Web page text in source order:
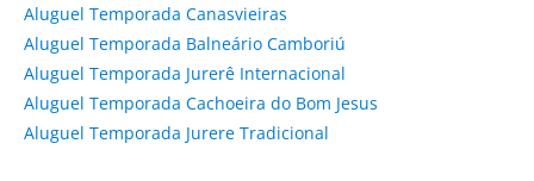
Aluguel Temporada Canasvieiras
Aluguel Temporada Balneário Camboriú
Aluguel Temporada Jurerê Internacional
Aluguel Temporada Cachoeira do Bom Jesus
Aluguel Temporada Jurere Tradicional